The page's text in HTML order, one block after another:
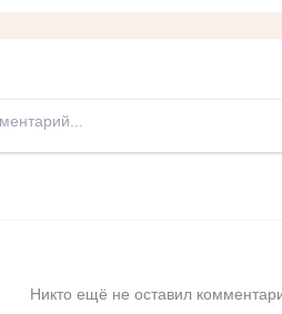
Никто ещё не оставил